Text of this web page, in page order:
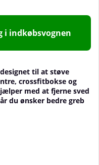
i indkøbsvognen
til at støve
crossfitbokse og
med at fjerne sved
du ønsker bedre greb